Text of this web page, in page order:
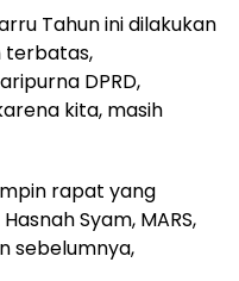
Tahun ini dilakukan
terbatas,
DPRD,
kita, masih
rapat yang
Syam, MARS,
sebelumnya,